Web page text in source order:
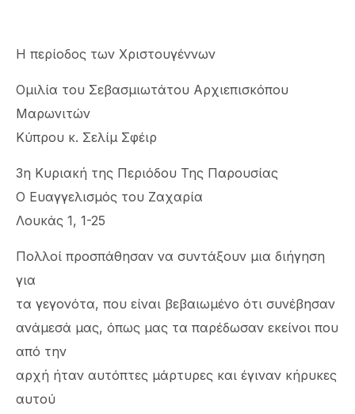
Η περίοδος των Χριστουγέννων
Ομιλία του Σεβασμιωτάτου Αρχιεπισκόπου
Μαρωνιτών
Κύπρου κ. Σελίμ Σφέιρ
3η Κυριακή της Περιόδου Της Παρουσίας
Ο Ευαγγελισμός του Ζαχαρία
Λουκάς 1, 1-25
Πολλοί προσπάθησαν να συντάξουν μια διήγηση
για
τα γεγονότα, που είναι βεβαιωμένο ότι συνέβησαν
ανάμεσά μας, όπως μας τα παρέδωσαν εκείνοι που
από την
αρχή ήταν αυτόπτες μάρτυρες και έγιναν κήρυκες
αυτού